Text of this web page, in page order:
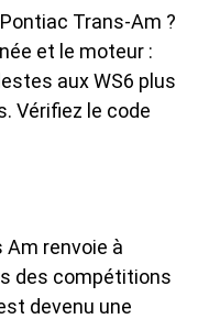
Trans-Am ?
et le moteur :
aux WS6 plus
Vérifiez le code
Am renvoie à
des compétitions
devenu une